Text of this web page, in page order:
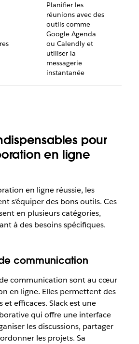
Planifier les
réunions avec des
outils comme
Google Agenda
ou Calendly et
utiliser la
messagerie
instantanée
pour
en ligne
en ligne réussie, les
s’équiper des bons outils. Ces
en plusieurs catégories,
à des besoins spécifiques.
communication
communication sont au cœur
en ligne. Elles permettent des
et efficaces. Slack est une
qui offre une interface
les discussions, partager
les projets. Sa